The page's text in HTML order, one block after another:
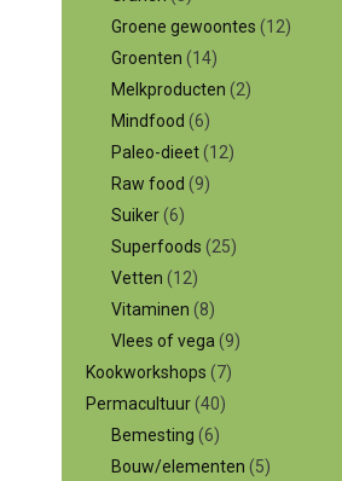
Groene gewoontes (12)
Groenten (14)
Melkproducten (2)
Mindfood (6)
Paleo-dieet(12)
Raw food (9)
Suiker(6)
Superfoods (25)
Vetten (12)
Vitaminen (8)
Vlees of vega(9)
Kookworkshops (7)
Permacultuur(40)
Bemesting (6)
Bouw/elementen (5)